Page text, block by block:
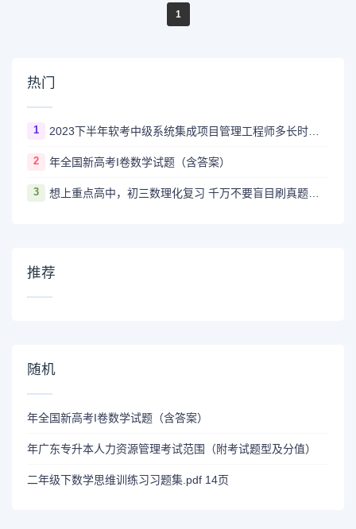
1
热门
1 2023下半年软考中级系统集成项目管理工程师多长时间出成绩
2 年全国新高考I卷数学试题（含答案）
3 想上重点高中，初三数理化复习 千万不要盲目刷真题卷和模拟卷！
推荐
随机
年全国新高考I卷数学试题（含答案）
年广东专升本人力资源管理考试范围（附考试题型及分值）
二年级下数学思维训练习习题集.pdf 14页